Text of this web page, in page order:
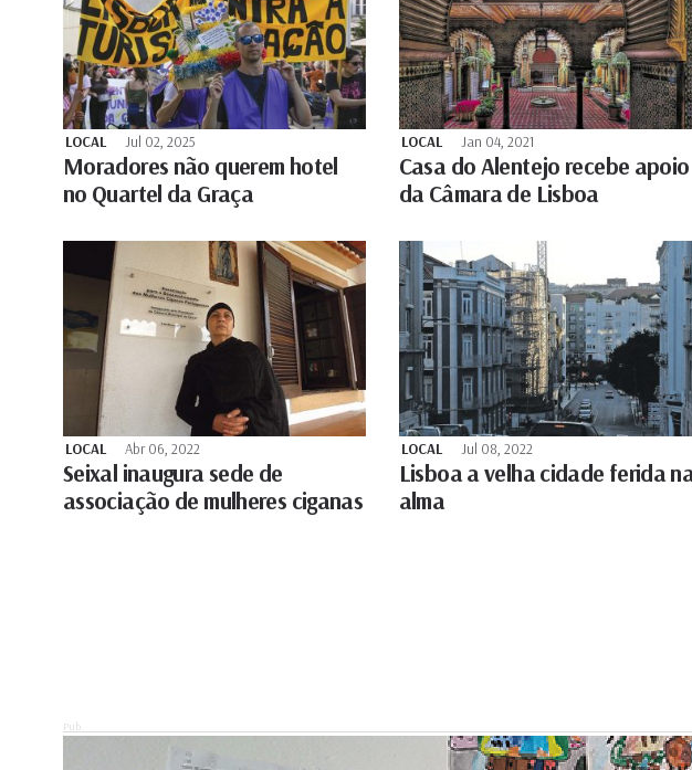
LOCAL Jul 02, 2025
Moradores não querem hotel
no Quartel da Graça
LOCAL Jan 04, 2021
Casa do Alentejo recebe apoio
da Câmara de Lisboa
LOCAL Abr 06, 2022
Seixal inaugura sede de
associação de mulheres ciganas
LOCAL Jul 08, 2022
Lisboa a velha cidade ferida
alma
Pub.